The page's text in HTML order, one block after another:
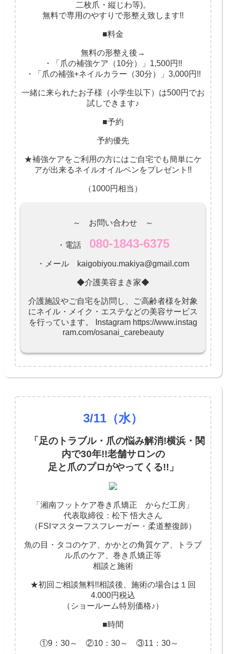
二枚爪・縦じわ等)。
無料で専用のやすりで形整え致します!!
■料金
無料の形整え後→
・「爪の補強ケア（10分）」1,500円!!
・「爪の補強+ネイルカラー（30分）」3,000円!!
一緒に来られたお子様（小学生以下）は500円でお
試しできます♪
■予約
予約優先
★補強ケアをご利用の方にはご自宅でも簡単にケ
アが出来るネイルオイルペンをプレゼント!!
（1000円相当）
～ お問い合わせ ～
・電話 080-1843-6375
・メール kaigobiyou.makiya@gmail.com
◆介護美容まき家◆
介護施設やご自宅を訪問し、ご高齢者様を対象
にネイル・メイク・エステなどの美容サービス
を行っています。 Instagram https://www.instag
ram.com/osanai_carebeauty
3/11 （水）
「足のトラブル・爪の悩み解消!横浜・関
内で30年!!老舗サロンの
足と爪のプロがやってくる!!」
「湘南フットケア巻き爪矯正 からだ工房」
代表取締役：松下 悟大さん
（FSIマスターフスフレーガー・柔道整復師）
魚の目・タコのケア、かかとの角質ケア、トラブ
ル爪のケア、巻き爪矯正等
相談と施術
★初回ご相談無料!!相談後、施術の場合は１回
4.000円税込
（ショールーム特別価格♪）
■時間
①9：30～ ②10：30～ ③11：30～